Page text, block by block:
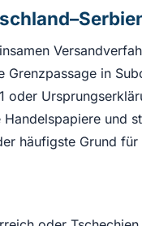
Grenzpassage in
oder
und
häufigste Grund